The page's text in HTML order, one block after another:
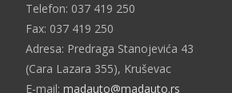
Telefon: 037 419 250
Fax: 037 419 250
Adresa: Predraga Stanojevića 43
(Cara Lazara 355), Kruševac
E-mail: madauto@madauto.rs